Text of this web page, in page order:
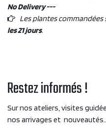
No Delivery ---
Les plantes commandées
les 21 jours.
Restez informés !
Sur nos ateliers, visites
nos arrivages et